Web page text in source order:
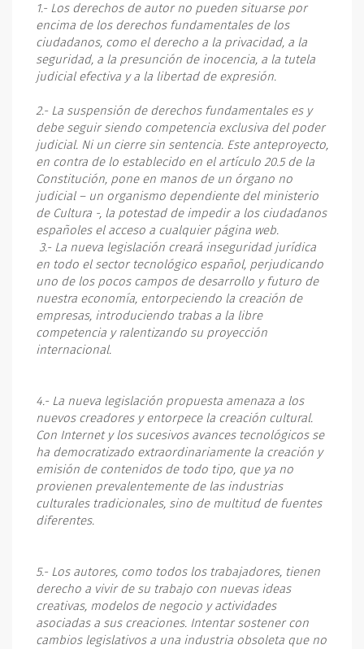
1.- Los derechos de autor no pueden situarse por
encima de los derechos fundamentales de los
ciudadanos, como el derecho a la privacidad, a la
seguridad, a la presunción de inocencia, a la tutela
judicial efectiva y a la libertad de expresión.
2.- La suspensión de derechos fundamentales es y
debe seguir siendo competencia exclusiva del poder
judicial. Ni un cierre sin sentencia. Este anteproyecto,
en contra de lo establecido en el artículo 20.5 de la
Constitución, pone en manos de un órgano no
judicial – un organismo dependiente del ministerio
de Cultura -, la potestad de impedir a los ciudadanos
españoles el acceso a cualquier página web.
3.- La nueva legislación creará inseguridad jurídica
en todo el sector tecnológico español, perjudicando
uno de los pocos campos de desarrollo y futuro de
nuestra economía, entorpeciendo la creación de
empresas, introduciendo trabas a la libre
competencia y ralentizando su proyección
internacional.
4.- La nueva legislación propuesta amenaza a los
nuevos creadores y entorpece la creación cultural.
Con Internet y los sucesivos avances tecnológicos se
ha democratizado extraordinariamente la creación y
emisión de contenidos de todo tipo, que ya no
provienen prevalentemente de las industrias
culturales tradicionales, sino de multitud de fuentes
diferentes.
5.- Los autores, como todos los trabajadores, tienen
derecho a vivir de su trabajo con nuevas ideas
creativas, modelos de negocio y actividades
asociadas a sus creaciones. Intentar sostener con
cambios legislativos a una industria obsoleta que no